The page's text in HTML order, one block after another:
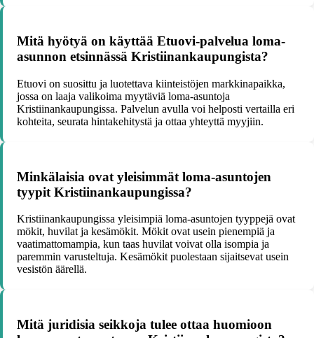
Mitä hyötyä on käyttää Etuovi-palvelua loma-
asunnon etsinnässä Kristiinankaupungista?
Etuovi on suosittu ja luotettava kiinteistöjen markkinapaikka,
jossa on laaja valikoima myytäviä loma-asuntoja
Kristiinankaupungissa. Palvelun avulla voi helposti vertailla eri
kohteita, seurata hintakehitystä ja ottaa yhteyttä myyjiin.
Minkälaisia ovat yleisimmät loma-asuntojen
tyypit Kristiinankaupungissa?
Kristiinankaupungissa yleisimpiä loma-asuntojen tyyppejä ovat
mökit, huvilat ja kesämökit. Mökit ovat usein pienempiä ja
vaatimattomampia, kun taas huvilat voivat olla isompia ja
paremmin varusteltuja. Kesämökit puolestaan sijaitsevat usein
vesistön äärellä.
Mitä juridisia seikkoja tulee ottaa huomioon